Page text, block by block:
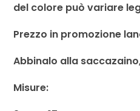
del colore può variare
Prezzo in promozione
Abbinalo alla
Misure: